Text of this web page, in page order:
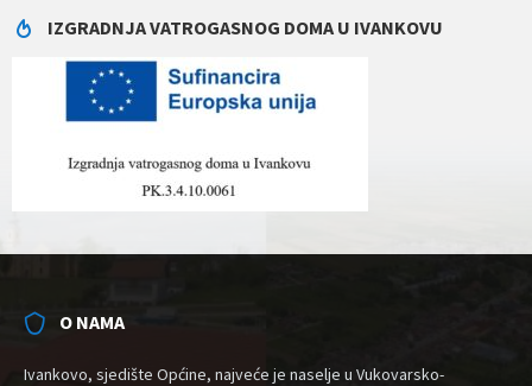
IZGRADNJA VATROGASNOG DOMA U IVANKOVU
O NAMA
Ivankovo, sjedište Općine, najveće je naselje u Vukovarsko-